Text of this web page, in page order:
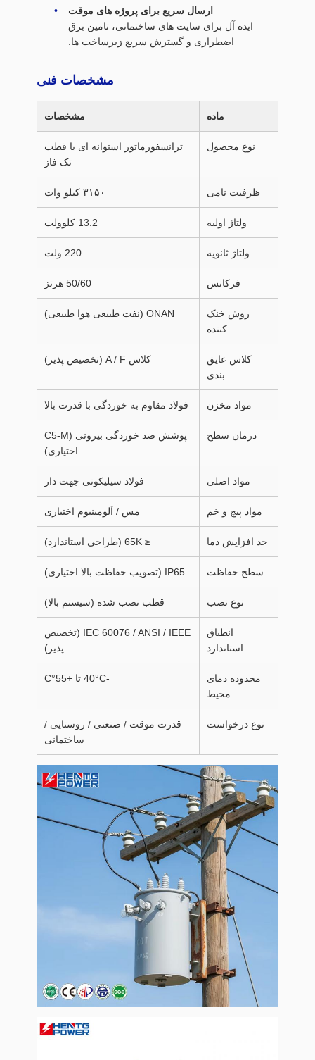
ارسال سریع برای پروژه های موقت
ایده آل برای سایت های ساختمانی، تامین برق
اضطراری و گسترش سریع زیرساخت ها.
مشخصات فنی
ماده مشخصات
نوع محصول
ترانسفورماتور استوانه ای با قطب
تک فاز
ظرفیت نامی ۳۱۵۰ کیلو وات
ولتاژ اولیه 13.2 کلوولت
ولتاژ ثانویه 220 ولت
فرکانس 50/60 هرتز
روش خنک
کننده
ONAN (نفت طبیعی هوا طبیعی)
کلاس عایق
بندی
کلاس A / F (تخصیص پذیر)
مواد مخزن فولاد مقاوم به خوردگی با قدرت بالا
درمان سطح
پوشش ضد خوردگی بیرونی (C5-M
اختیاری)
مواد اصلی فولاد سیلیکونی جهت دار
مواد پیچ و خم مس / آلومینیوم اختیاری
حد افزایش دما ≤ 65K (طراحی استاندارد)
سطح حفاظت IP65 (تصویب حفاظت بالا اختیاری)
نوع نصب قطب نصب شده (سیستم بالا)
انطباق
استاندارد
IEC 60076 / ANSI / IEEE (تخصیص
پذیر)
محدوده دمای
محیط
-40°C تا +55°C
نوع درخواست
قدرت موقت / صنعتی / روستایی /
ساختمانی